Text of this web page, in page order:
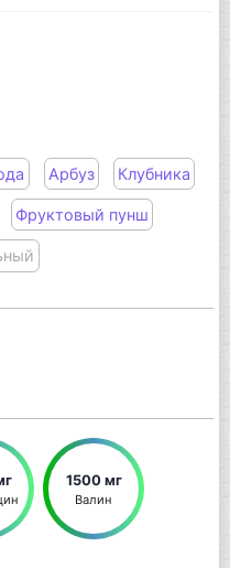
Арбуз Клубника
Фруктовый пунш
1500 мг
Валин